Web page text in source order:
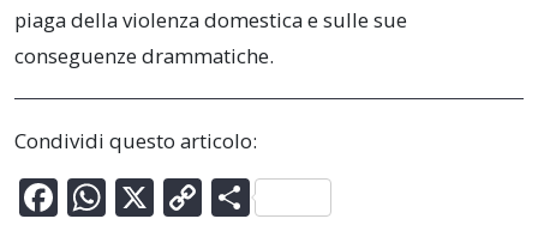
piaga della violenza domestica e sulle sue
conseguenze drammatiche.
Condividi questo articolo:
F W X C C